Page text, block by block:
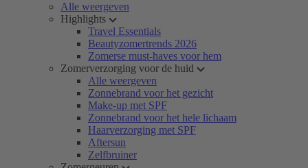
Alle weergeven
Highlights
Travel Essentials
Beautyzomertrends 2026
Zomerse must-haves voor hem
Zomerverzorging voor de huid
Alle weergeven
Zonnebrand voor het gezicht
Make-up met SPF
Zonnebrand voor het hele lichaam
Haarverzorging met SPF
Aftersun
Zelfbruiner